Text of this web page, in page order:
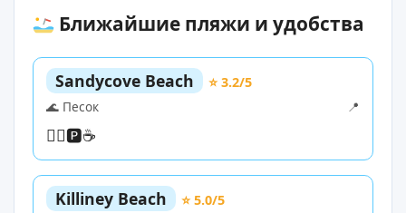
Ближайшие пляжи и удобства
Sandycove Beach
⭐ 3.2/5
🌊 Песок
📍
🏊‍♀️🅿️☕
Killiney Beach
⭐ 5.0/5